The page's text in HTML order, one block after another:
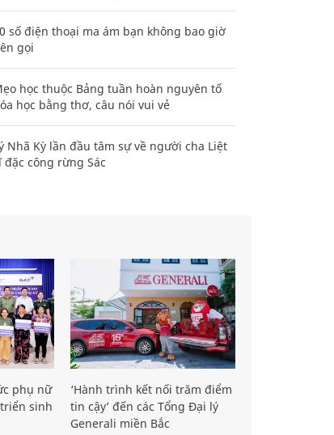
số điện thoại ma ám bạn không bao giờ
gọi
học thuộc Bảng tuần hoàn nguyên tố
học bằng thơ, câu nói vui vẻ
Nhã Kỳ lần đầu tâm sự về người cha Liệt
đặc công rừng Sác
phụ nữ
sinh
‘Hành trình kết nối trăm điểm
tin cậy’ đến các Tổng Đại lý
Generali miền Bắc